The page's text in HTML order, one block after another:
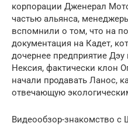
корпорации Дженерал
частью альянса,
вспомнили о том, что на
документация на Кадет,
дочернее предприятие
Нексия, фактически клон
начали продавать Ланос,
отвечающую
Видеообзор-знакомство с